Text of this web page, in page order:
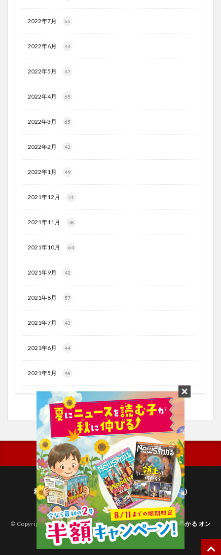
2022年7月 66
2022年6月 44
2022年5月 47
2022年4月 65
2022年3月 65
2022年2月 43
2022年1月 49
2021年12月 51
2021年11月 58
2021年10月 64
2021年9月 42
2021年8月 57
2021年7月 43
2021年6月 44
2021年5月 48
利用規約
プライバシーポリシー(毎日新聞出版)
個人情報について(毎日新聞社)
© Copyright 2026子どものためのニュース雑誌「ニュースがわかる オン
ライン」.